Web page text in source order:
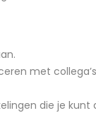
met
die je kunt